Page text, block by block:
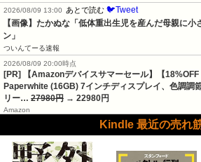
2026/08/09 13:00
あとで読む 🐦Tweet
【画像】たかぬな「低体重出生児を産んだ母親に
ン」
ついんてーる速報
2026/08/09 20:00時点
[PR] 【Amazonデバイスサマーセール】【
Paperwhite (16GB) 7インチディスプレイ、色調調
リー… 27980円 → 22980円
Amazon
Kindle 最近の売れ